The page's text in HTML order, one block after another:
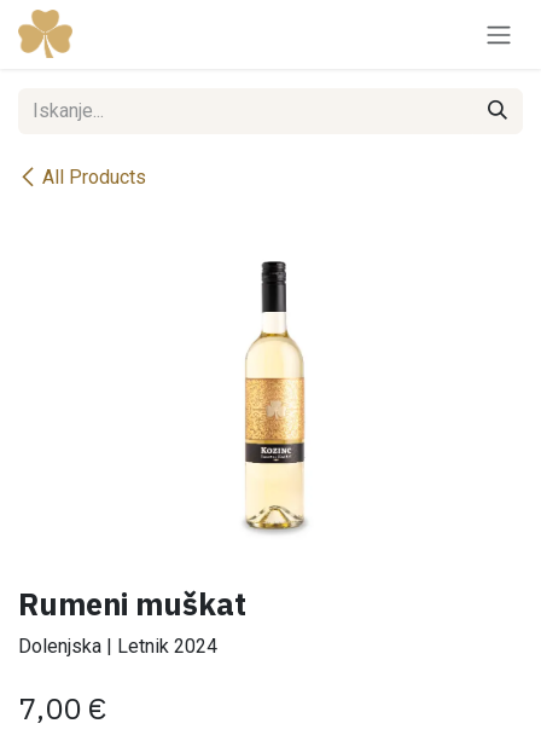
Skip to Content
All Products
Rumeni muškat
Dolenjska | Letnik 2024
7,00 €